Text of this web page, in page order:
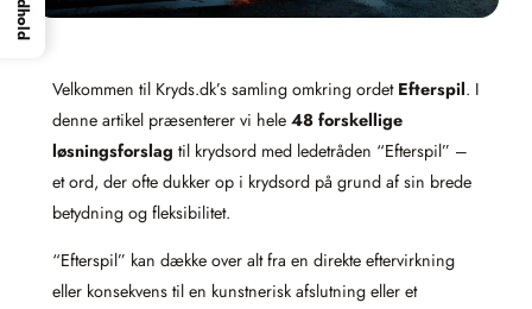
Velkommen til Kryds.dk’s samling omkring ordet Efterspil. I
denne artikel præsenterer vi hele 48 forskellige
løsningsforslag til krydsord med ledetråden “Efterspil” –
et ord, der ofte dukker op i krydsord på grund af sin brede
betydning og fleksibilitet.
“Efterspil” kan dække over alt fra en direkte eftervirkning
eller konsekvens til en kunstnerisk afslutning eller et
Indhold